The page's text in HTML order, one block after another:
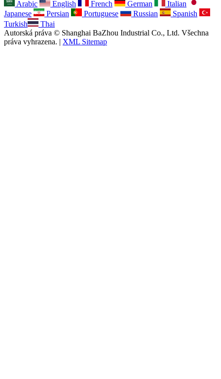
Arabic English French German
Italian
Japanese
Persian Portuguese Russian
Spanish
Turkish
Thai
Autorská práva © Shanghai BaZhou Industrial Co., Ltd. Všechna
práva vyhrazena. | XML Sitemap